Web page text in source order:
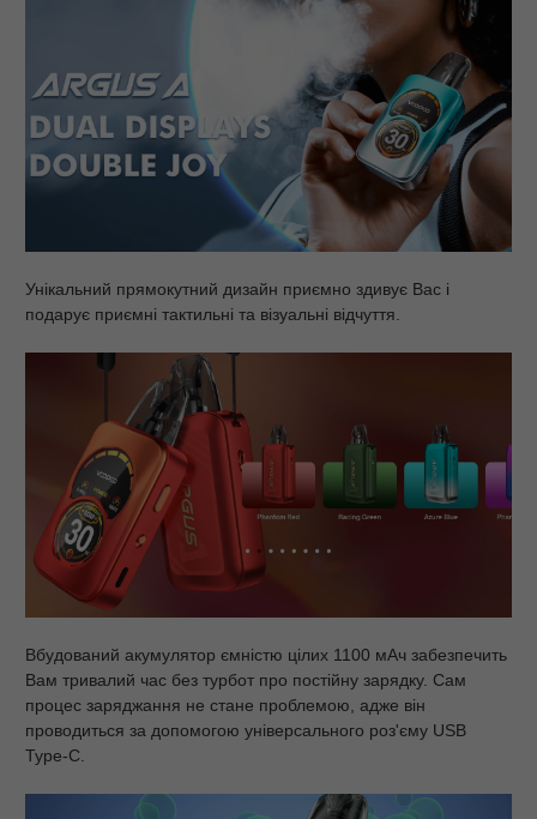
Унікальний прямокутний дизайн приємно здивує Вас і
подарує приємні тактильні та візуальні відчуття.
Вбудований акумулятор ємністю цілих 1100 мАч забезпечить
Вам тривалий час без турбот про постійну зарядку. Сам
процес заряджання не стане проблемою, адже він
проводиться за допомогою універсального роз'єму USB
Type-C.